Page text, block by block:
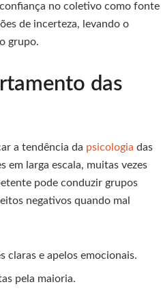
no coletivo como fonte
de incerteza, levando o
grupo.
das
a tendência da psicologia das
em larga escala, muitas vezes
pode conduzir grupos
negativos quando mal
claras e apelos emocionais.
pela maioria.